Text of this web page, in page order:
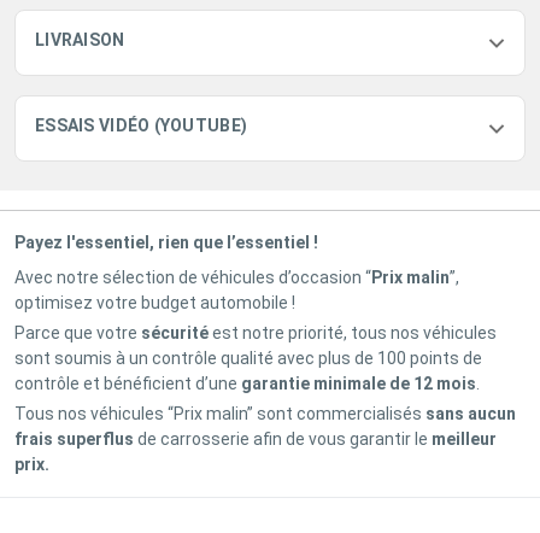
LIVRAISON
ESSAIS VIDÉO (YOUTUBE)
Payez l'essentiel, rien que l’essentiel !
Avec notre sélection de véhicules d’occasion “Prix malin”,
optimisez votre budget automobile !
Parce que votre sécuritéest notre priorité, tous nos véhicules
sont soumis à un contrôle qualité avec plus de 100 points de
contrôle et bénéficient d’une garantie minimale de 12 mois
Tous nos véhicules “Prix malin” sont commercialisés sans aucun
frais superflus de carrosserie afin de vous garantir le meilleur
prix.